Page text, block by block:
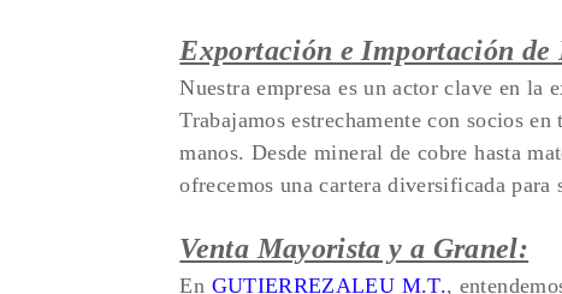
Exportación e Importación de
Nuestra empresa es un actor clave en la
Trabajamos estrechamente con socios
manos. Desde mineral de cobre hasta
ofrecemos una cartera diversificada para
Venta Mayorista y a Granel:
En GUTIERREZALEU M.T.,